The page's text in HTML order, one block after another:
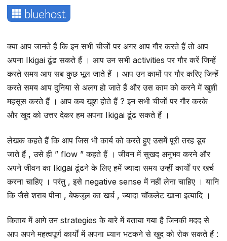
क्या आप जानते हैं कि इन सभी चीजों पर अगर आप गौर करते हैं तो आप
अपना Ikigai ढूंढ सकते हैं । आप उन सभी activities पर गौर करें जिन्हें
करते समय आप सब कुछ भूल जाते हैं । आप उन कामों पर गौर करिए जिन्हें
करते समय आप दुनिया से अलग हो जाते हैं और उस काम को करने में खुशी
महसूस करते हैं । आप कब खुश होते हैं ? इन सभी चीजों पर गौर करके
और खुद को उत्तर देकर हम अपना Ikigai ढूंढ सकते हैं ।
लेखक कहते हैं कि आप जिस भी कार्य को करते हुए उसमें पूरी तरह डूब
जाते हैं , उसे ही ” flow ” कहते हैं । जीवन में सुखद अनुभव करने और
अपने जीवन का Ikigai ढूंढने के लिए हमें ज्यादा समय उन्हीं कार्यों पर खर्च
करना चाहिए । परंतु , इसे negative sense में नहीं लेना चाहिए । यानि
कि जैसे शराब पीना , बेफजूल का खर्च , ज्यादा चॉकलेट खाना इत्यादि ।
किताब में आगे उन strategies के बारे में बताया गया है जिनकी मदद से
आप अपने महत्वपूर्ण कार्यों में अपना ध्यान भटकने से खुद को रोक सकते हैं :